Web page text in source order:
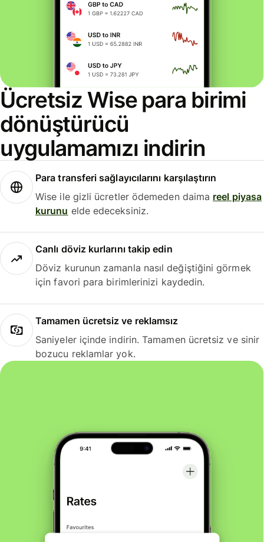
Ücretsiz Wise para birimi
dönüştürücü
uygulamamızı indirin
Para transferi sağlayıcılarını karşılaştırın
Wise ile gizli ücretler ödemeden daima reel piyasa
kurunu elde edeceksiniz.
Canlı döviz kurlarını takip edin
Döviz kurunun zamanla nasıl değiştiğini görmek
için favori para birimlerinizi kaydedin.
Tamamen ücretsiz ve reklamsız
Saniyeler içinde indirin. Tamamen ücretsiz ve sinir
bozucu reklamlar yok.